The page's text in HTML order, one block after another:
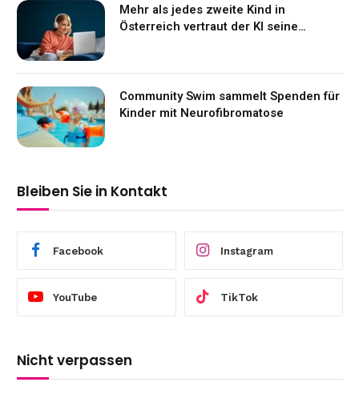
Mehr als jedes zweite Kind in
Österreich vertraut der KI seine
Community Swim sammelt Spenden für
Kinder mit Neurofibromatose
Bleiben Sie in Kontakt
Facebook Instagram
YouTube TikTok
Nicht verpassen